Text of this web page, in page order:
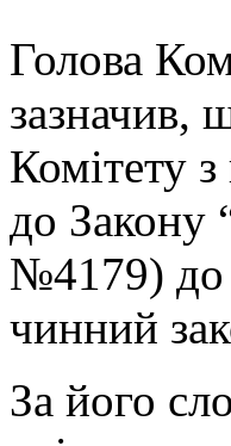
Голова
зазначив,
Комітету
до Закону
№4179) до
чинний
За його